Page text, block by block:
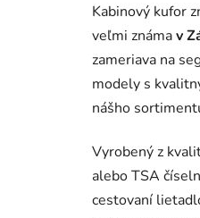
Kabinový kufor
veľmi známav
zameriava na
modely s
nášho
Vyrobený z
alebo TSA
cestovaní